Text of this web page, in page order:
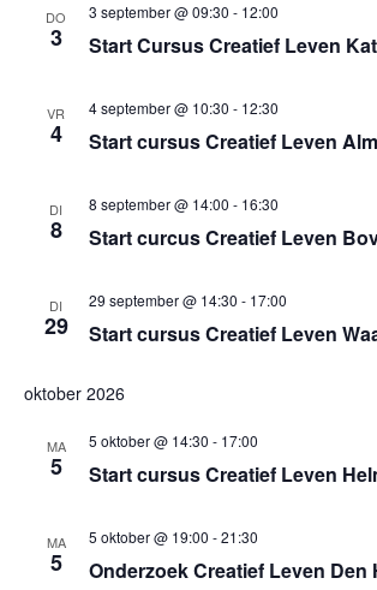
DO
3 Start Cursus Creatief Leven
3 september @ 09:30 - 12:00
VR
4 Start cursus Creatief Leven
4 september @ 10:30 - 12:30
DI
8 Start curcus Creatief Leven
8 september @ 14:00 - 16:30
DI
29 Start cursus Creatief Leven
29 september @ 14:30 - 17:00
oktober 2026
MA
5 Start cursus Creatief Leven
5 oktober @ 14:30 - 17:00
MA
5 Onderzoek Creatief Leven Den
5 oktober @ 19:00 -21:30